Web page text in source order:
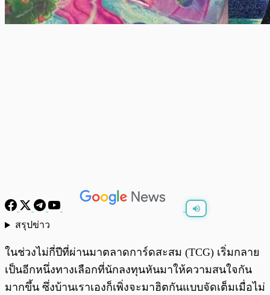
สรุปข่าว
ในช่วงไม่กี่ปีที่ผ่านมาตลาดการ์ดสะสม (TCG) เริ่มกลาย
เป็นอีกหนึ่งทางเลือกที่นักลงทุนหันมาให้ความสนใจกัน
มากขึ้น ซึ่งบ้านเราเองก็เพิ่งจะมาฮิตกันแบบจัดเต็มเมื่อไม่